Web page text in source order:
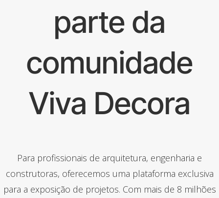
parte da
comunidade
Viva Decora
Para profissionais de arquitetura, engenharia e
construtoras, oferecemos uma plataforma exclusiva
para a exposição de projetos. Com mais de 8 milhões